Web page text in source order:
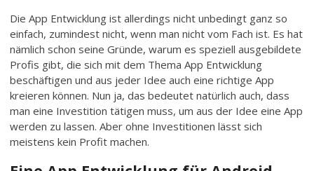
Die App Entwicklung ist allerdings nicht unbedingt ganz so
einfach, zumindest nicht, wenn man nicht vom Fach ist. Es hat
nämlich schon seine Gründe, warum es speziell ausgebildete
Profis gibt, die sich mit dem Thema App Entwicklung
beschäftigen und aus jeder Idee auch eine richtige App
kreieren können. Nun ja, das bedeutet natürlich auch, dass
man eine Investition tätigen muss, um aus der Idee eine App
werden zu lassen. Aber ohne Investitionen lässt sich
meistens kein Profit machen.